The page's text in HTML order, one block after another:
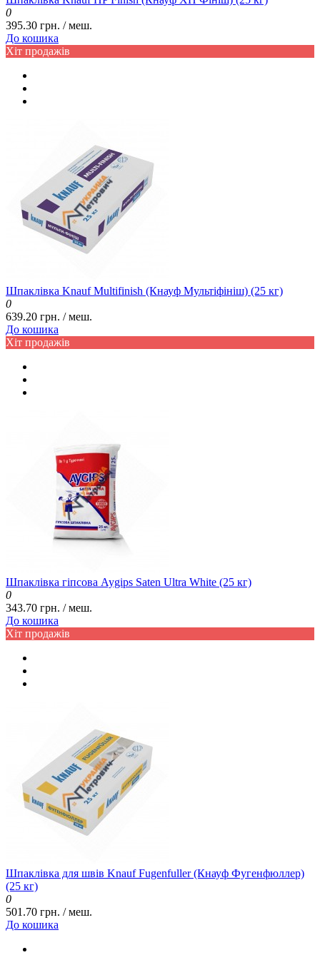
0
395.30 грн. / меш.
До кошика
Хіт продажів
Шпаклівка Knauf Multifinish (Кнауф Мультіфініш) (25 кг)
0
639.20 грн. / меш.
До кошика
Хіт продажів
Шпаклівка гіпсова Aygips Saten Ultra White (25 кг)
0
343.70 грн. / меш.
До кошика
Хіт продажів
Шпаклівка для швів Knauf Fugenfuller (Кнауф Фугенфюллер)
(25 кг)
0
501.70 грн. / меш.
До кошика